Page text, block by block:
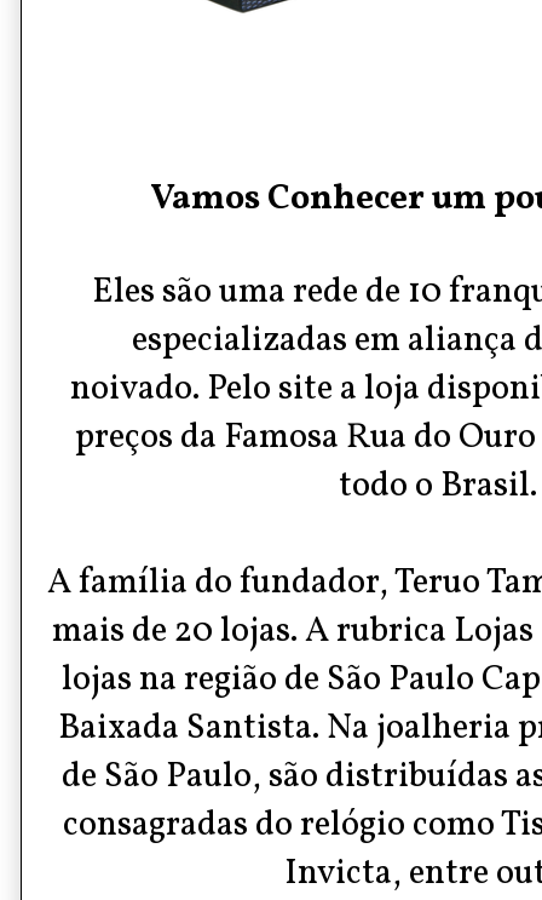
Vamos Conhecer um
Eles são uma rede de 10
especializadas em aliança
noivado.Pelo site a loja
preços da Famosa Rua do
todo o
A família do fundador, Teruo
mais de 20 lojas. A rubrica
lojas na região de São Paulo
Baixada Santista. Na joalheria
de São Paulo, são distribuídas
consagradas do relógio como
Invicta, entre